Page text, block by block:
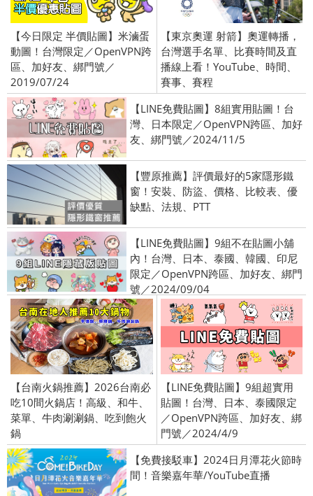
【今日限定 半價貼圖】米滷蛋
動圖！台灣限定／OpenVPN跨
區、加好友、綁門號／
2019/07/24
【東京奧運 射箭】奧運轉播，
台灣選手名單、比賽時間及直
播線上看！YouTube、時間、
賽事、賽程
【LINE免費貼圖】8組實用貼圖！台
灣、日本限定／OpenVPN跨區、加好
友、綁門號／2024/11/5
【豐原推薦】評價最好的5家隱形鐵
窗！安裝、防盜、價格、比較表、優
缺點、法規、PTT
【LINE免費貼圖】9組不在貼圖小舖
內！台灣、日本、泰國、韓國、印尼
限定／OpenVPN跨區、加好友、綁門
號／2024/09/04
【台南火鍋推薦】2026台南必
吃10間火鍋店！高級、和牛、
菜單、牛肉涮涮鍋、吃到飽火
鍋
【LINE免費貼圖】9組超實用
貼圖！台灣、日本、泰國限定
／OpenVPN跨區、加好友、綁
門號／2024/4/9
【免費接駁車】2024日月潭花火節時
間！音樂嘉年華/YouTube直播